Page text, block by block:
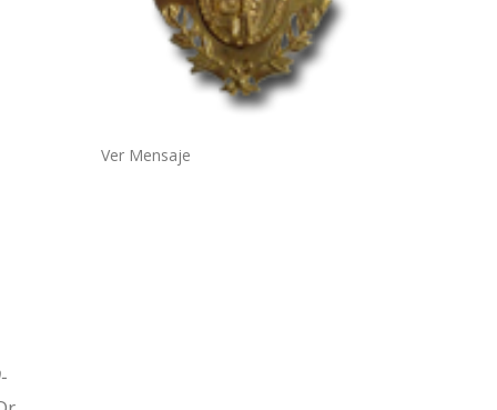
Ver Mensaje